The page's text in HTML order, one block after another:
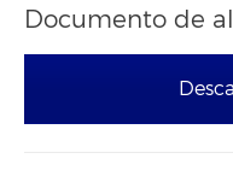
Documento de